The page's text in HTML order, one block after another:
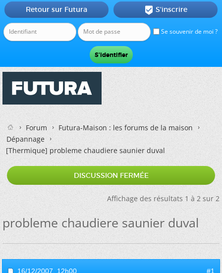
Se souvenir de moi ?
Retour sur Futura  S'inscrire
Forum
Futura-Maison : les forums de la maison
Dépannage
[Thermique]probleme chaudiere saunier duval
DISCUSSION FERMÉE
Affichage des résultats 1 à 2 sur 2
probleme chaudiere saunier duval
16/12/2007, 12h00 #1